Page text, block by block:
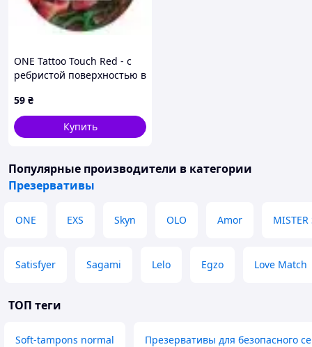
ONE Tattoo Touch Red - с
ребристой поверхностью в
59 ₴
Купить
Популярные производители в категории
Презервативы
ONE EXS Skyn OLO Amor MISTER
Satisfyer Sagami Lelo Egzo Love Match
ТОП теги
Soft-tampons normal Презервативы для безопасного